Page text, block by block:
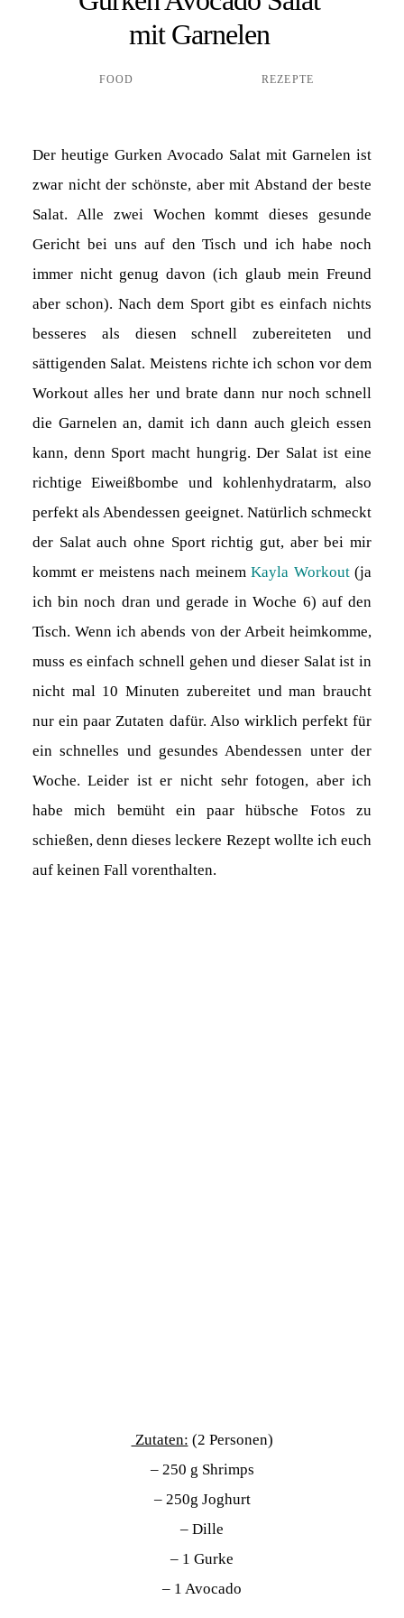
mit Garnelen
FOOD REZEPTE
Der heutige Gurken Avocado Salat mit Garnelen ist
zwar nicht der schönste, aber mit Abstand der beste
Salat. Alle zwei Wochen kommt dieses gesunde
Gericht bei uns auf den Tisch und ich habe noch
immer nicht genug davon (ich glaub mein Freund
aber schon). Nach dem Sport gibt es einfach nichts
besseres als diesen schnell zubereiteten und
sättigenden Salat. Meistens richte ich schon vor dem
Workout alles her und brate dann nur noch schnell
die Garnelen an, damit ich dann auch gleich essen
kann, denn Sport macht hungrig. Der Salat ist eine
richtige Eiweißbombe und kohlenhydratarm, also
perfekt als Abendessen geeignet. Natürlich schmeckt
der Salat auch ohne Sport richtig gut, aber bei mir
kommt er meistens nach meinem Kayla Workout(ja
ich bin noch dran und gerade in Woche 6) auf den
Tisch. Wenn ich abends von der Arbeit heimkomme,
muss es einfach schnell gehen und dieser Salat ist in
nicht mal 10 Minuten zubereitet und man braucht
nur ein paar Zutaten dafür. Also wirklich perfekt für
ein schnelles und gesundes Abendessen unter der
Woche. Leider ist er nicht sehr fotogen, aber ich
habe mich bemüht ein paar hübsche Fotos zu
schießen, denn dieses leckere Rezept wollte ich euch
auf keinen Fall vorenthalten.
Zutaten: (2 Personen)
– 250 g Shrimps
– 250g Joghurt
– Dille
– 1 Gurke
– 1 Avocado